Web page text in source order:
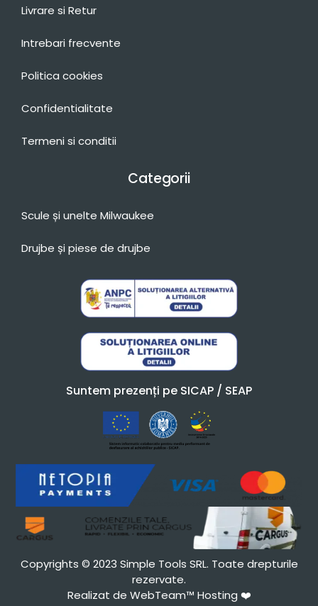
Livrare si Retur
Intrebari frecvente
Politica cookies
Confidentialitate
Termeni si conditii
Categorii
Scule și unelte Milwaukee
Drujbe și piese de drujbe
Suntem prezenți pe SICAP / SEAP
Copyrights © 2023 Simple Tools SRL. Toate drepturile
rezervate.
Realizat de WebTeam™ Hosting ❤️